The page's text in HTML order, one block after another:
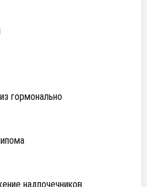
гормонально
надпочечников